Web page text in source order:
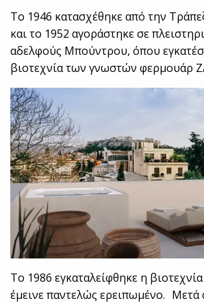
Το 1946 κατασχέθηκε από την
και το 1952 αγοράστηκε σε
αδελφούς Μπούντρου, όπου
βιοτεχνία των γνωστών φερμουάρ
Το 1986 εγκαταλείφθηκε η βιοτεχνία
έμεινε παντελώς ερειπωμένο. Μετά